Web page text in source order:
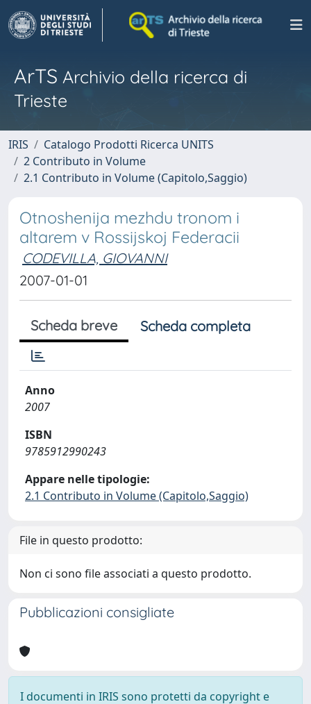
ArTS Archivio della ricerca di
Trieste
IRIS
Catalogo Prodotti Ricerca UNITS
2 Contributo in Volume
2.1 Contributo in Volume (Capitolo,Saggio)
Otnoshenija mezhdu tronom i
altarem v Rossijskoj Federacii
CODEVILLA, GIOVANNI
2007-01-01
Scheda breve Scheda completa
Anno
2007
ISBN
9785912990243
Appare nelle tipologie:
2.1 Contributo in Volume (Capitolo,Saggio)
File in questo prodotto:
Non ci sono file associati a questo prodotto.
Pubblicazioni consigliate
I documenti in IRIS sono protetti da copyright e